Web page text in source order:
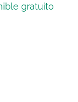
gratuito